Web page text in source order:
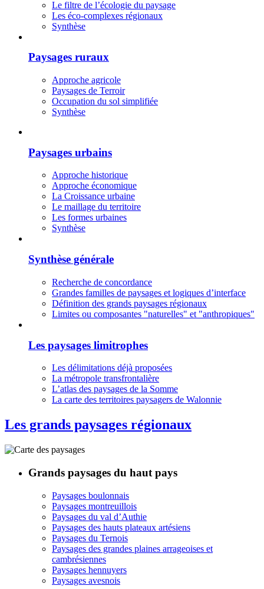
Le filtre de l’écologie du paysage
Les éco-complexes régionaux
Synthèse
Paysages ruraux
Approche agricole
Paysages de Terroir
Occupation du sol simplifiée
Synthèse
Paysages urbains
Approche historique
Approche économique
La Croissance urbaine
Le maillage du territoire
Les formes urbaines
Synthèse
Synthèse générale
Recherche de concordance
Grandes familles de paysages et logiques d’interface
Définition des grands paysages régionaux
Limites ou composantes "naturelles" et "anthropiques"
Les paysages limitrophes
Les délimitations déjà proposées
La métropole transfrontalière
L’atlas des paysages de la Somme
La carte des territoires paysagers de Walonnie
Les grands paysages régionaux
Grands paysages du haut pays
Paysages boulonnais
Paysages montreuillois
Paysages du val d’Authie
Paysages des hauts plateaux artésiens
Paysages du Ternois
Paysages des grandes plaines arrageoises et
cambrésiennes
Paysages hennuyers
Paysages avesnois